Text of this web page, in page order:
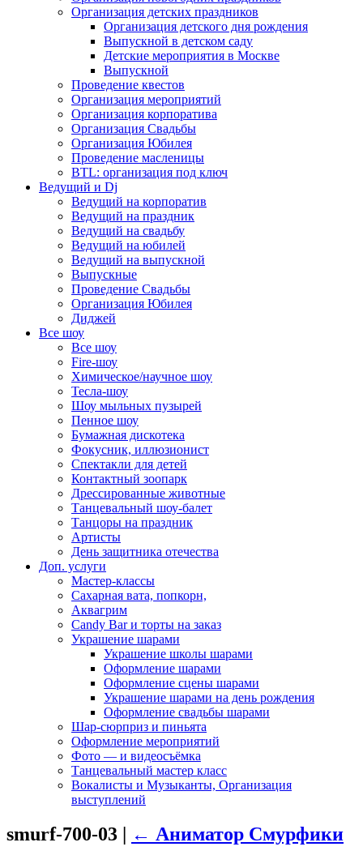
Организация детских праздников
Организация детского дня рождения
Выпускной в детском саду
Детские мероприятия в Москве
Выпускной
Проведение квестов
Организация мероприятий
Организация корпоратива
Организация Свадьбы
Организация Юбилея
Проведение масленицы
BTL: организация под ключ
Ведущий и Dj
Ведущий на корпоратив
Ведущий на праздник
Ведущий на свадьбу
Ведущий на юбилей
Ведущий на выпускной
Выпускные
Проведение Свадьбы
Организация Юбилея
Диджей
Все шоу
Все шоу
Fire-шоу
Химическое/научное шоу
Тесла-шоу
Шоу мыльных пузырей
Пенное шоу
Бумажная дискотека
Фокусник, иллюзионист
Спектакли для детей
Контактный зоопарк
Дрессированные животные
Танцевальный шоу-балет
Танцоры на праздник
Артисты
День защитника отечества
Доп. услуги
Мастер-классы
Сахарная вата, попкорн,
Аквагрим
Candy Bar и торты на заказ
Украшение шарами
Украшение школы шарами
Оформление шарами
Оформление сцены шарами
Украшение шарами на день рождения
Оформление свадьбы шарами
Шар-сюрприз и пиньята
Оформление мероприятий
Фото — и видеосъёмка
Танцевальный мастер класс
Вокалисты и Музыканты, Организация
выступлений
smurf-700-03 | ← Аниматор Смурфики